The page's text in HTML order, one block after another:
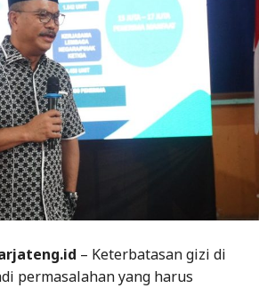
– Keterbatasan gizi di
permasalahan yang harus